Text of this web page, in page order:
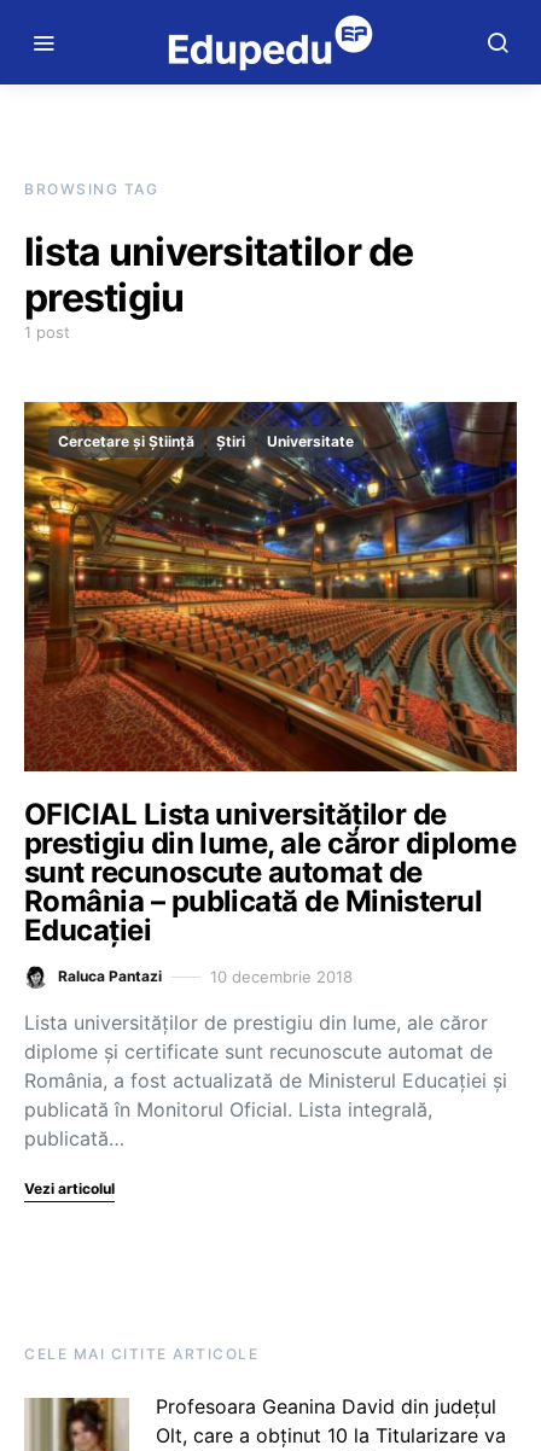
BROWSING TAG
lista universitatilor de
prestigiu
1 post
Cercetare și Știință Știri Universitate
OFICIAL Lista universităților de
prestigiu din lume, ale căror diplome
sunt recunoscute automat de
România – publicată de Ministerul
Educației
Raluca Pantazi 10 decembrie 2018
Lista universităților de prestigiu din lume, ale căror
diplome și certificate sunt recunoscute automat de
România, a fost actualizată de Ministerul Educației și
publicată în Monitorul Oficial. Lista integrală,
publicată…
Vezi articolul
CELE MAI CITITE ARTICOLE
Profesoara Geanina David din județul
Olt, care a obținut 10 la Titularizare va